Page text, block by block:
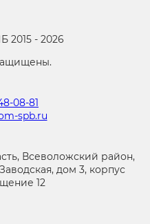
2015 - 2026
08-81
spb.ru
Всеволожский район,
дом 3, корпус
12